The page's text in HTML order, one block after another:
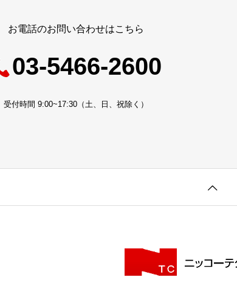
お電話のお問い合わせはこちら
03-5466-2600
受付時間 9:00~17:30（土、日、祝除く）